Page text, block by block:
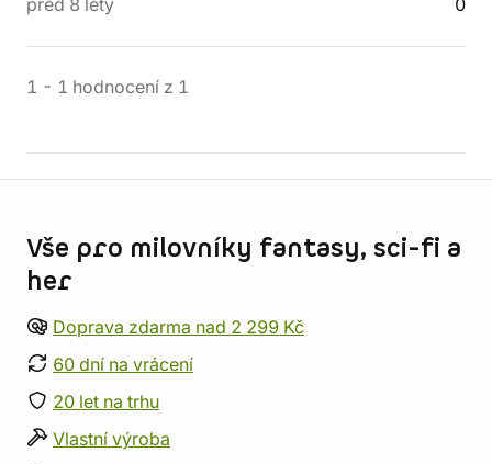
před 8 lety 0
1 - 1 hodnocení z 1
Vše pro milovníky fantasy, sci-fi a
her
Doprava zdarma nad 2 299 Kč
60 dní na vrácení
20 let na trhu
Vlastní výroba